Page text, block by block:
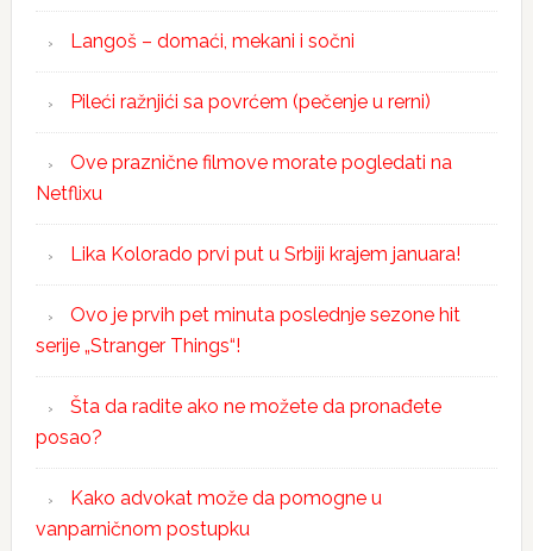
Langoš – domaći, mekani i sočni
Pileći ražnjići sa povrćem (pečenje u rerni)
Ove praznične filmove morate pogledati na
Netflixu
Lika Kolorado prvi put u Srbiji krajem januara!
Ovo je prvih pet minuta poslednje sezone hit
serije „Stranger Things“!
Šta da radite ako ne možete da pronađete
posao?
Kako advokat može da pomogne u
vanparničnom postupku